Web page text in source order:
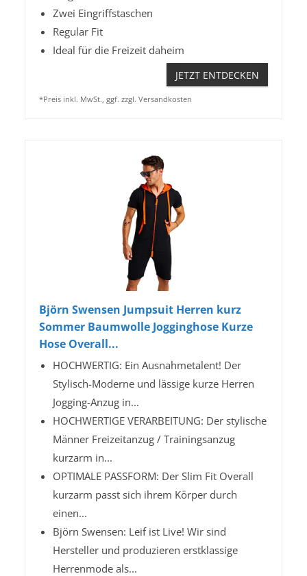
Zwei Eingriffstaschen
Regular Fit
Ideal für die Freizeit daheim
JETZT ENTDECKEN
*Preis inkl. MwSt., ggf. zzgl. Versandkosten
Björn Swensen Jumpsuit Herren kurz
Sommer Baumwolle Jogginghose Kurze
Hose Overall...
HOCHWERTIG: Ein Ausnahmetalent! Der
Stylisch-Moderne und lässige kurze Herren
Jogging-Anzug in...
HOCHWERTIGE VERARBEITUNG: Der stylische
Männer Freizeitanzug / Trainingsanzug
kurzarm in...
OPTIMALE PASSFORM: Der Slim Fit Overall
kurzarm passt sich ihrem Körper durch
einen...
Björn Swensen: Leif ist Live! Wir sind
Hersteller und produzieren erstklassige
Herrenmode als...